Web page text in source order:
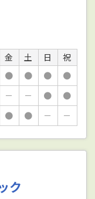
金 土 日
祝
● ● ●
●
－ － ●
●
● ● － －
ク